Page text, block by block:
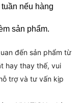
nếu hàng
sản phẩm.
đến sản phẩm từ
hay thay thế, vui
trợ và tư vấn kịp